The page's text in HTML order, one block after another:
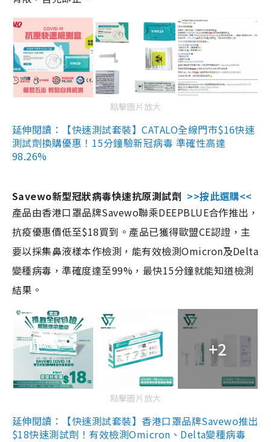
點擊圖片放大
延伸閱讀：【快速測試套裝】CATALO全線門市$16快速
測試劑換購優惠！15分鐘驗新冠病毒 準確性高達
98.26%
Savewo新型冠狀病毒快速抗原測試劑 >>按此選購<<
產品由香港口罩品牌Savewo聯乘DEEPBLUE合作推出，
抗疫優惠價低至$18買到。產品已獲得歐盟CE認證，主
要以採集鼻液樣本作檢測，能有效檢測Omicron及Delta
變種病毒，準確度達至99%，最快15分鐘就能知道檢測
結果。
+2
點擊圖片放大
延伸閱讀：【快速測試套裝】香港口罩品牌Savewo推出
$18快速測試劑！有效檢測Omicron、Delta變種病毒